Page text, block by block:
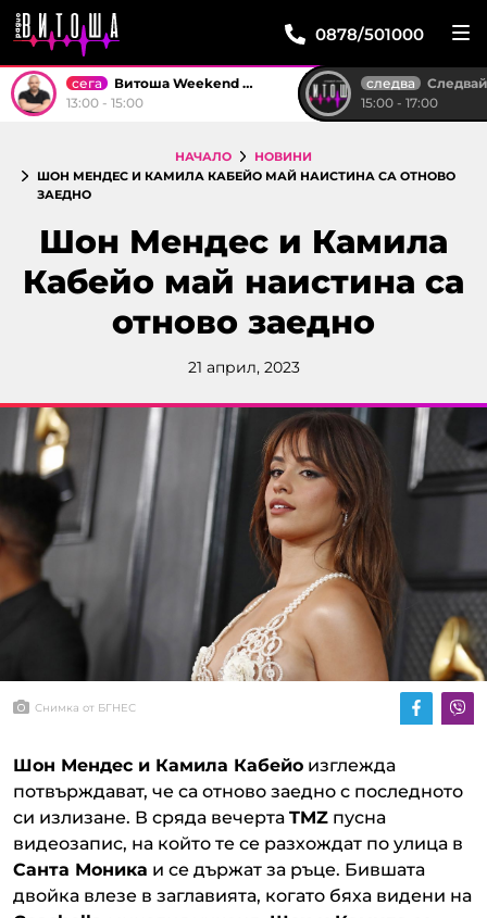
0878/501000
сега
Витоша Weekend със Стоян
13:00 - 15:00
следва
Следвай
15:00 - 17:00
НАЧАЛО
НОВИНИ
ШОН МЕНДЕС И КАМИЛА КАБЕЙО МАЙ НАИСТИНА СА ОТНОВО
ЗАЕДНО
Шон Мендес и Камила
Кабейо май наистина са
отново заедно
21 април, 2023
Снимка от БГНЕС
Шон Мендес и Камила Кабейо изглежда
потвърждават, че са отново заедно с последното
си излизане. В сряда вечерта TMZ пусна
видеозапис, на който те се разхождат по улица в
Санта Моника и се държат за ръце. Бившата
двойка влезе в заглавията, когато бяха видени на